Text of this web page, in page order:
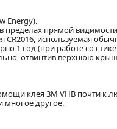
Energy).
пределах прямой
CR2016, используемая
1 год (при работе со
отвинтив верхнюю
клея 3M VHB почти к
многое другое.